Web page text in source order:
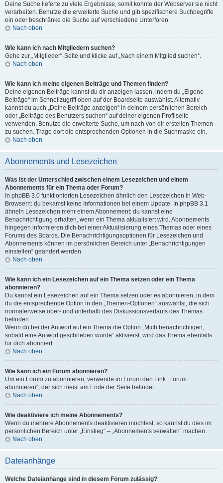
Deine Suche lieferte zu viele Ergebnisse, somit konnte der Webserver sie nicht
verarbeiten. Benutze die erweiterte Suche und gib spezifischere Suchbegriffe
ein oder beschränke die Suche auf verschiedene Unterforen.
Nach oben
Wie kann ich nach Mitgliedern suchen?
Gehe zur „Mitglieder“-Seite und klicke auf „Nach einem Mitglied suchen“.
Nach oben
Wie kann ich meine eigenen Beiträge und Themen finden?
Deine eigenen Beiträge kannst du dir anzeigen lassen, indem du „Eigene
Beiträge“ im Schnellzugriff oben auf der Boardseite auswählst. Alternativ
kannst du auch „Deine Beiträge anzeigen“ in deinem persönlichen Bereich
oder „Beiträge des Benutzers suchen“ auf deiner eigenen Profilseite
verwenden. Benutze die erweiterte Suche, um nach von dir erstellen Themen
zu suchen. Trage dort die entsprechenden Optionen in die Suchmaske ein.
Nach oben
Abonnements und Lesezeichen
Was ist der Unterschied zwischen einem Lesezeichen und einem
Abonnements für ein Thema oder Forum?
In phpBB 3.0 funktionierten Lesezeichen ähnlich den Lesezeichen in Web-
Browsern: du bekamst keine Informationen bei einem Update. In phpBB 3.1
ähneln Lesezeichen mehr einem Abonnement: du kannst eine
Benachrichtigung erhalten, wenn ein Thema aktualisiert wird. Abonnements
hingegen informieren dich bei einer Aktualisierung eines Themas oder eines
Forums des Boards. Die Benachrichtigungsoptionen für Lesezeichen und
Abonnements können im persönlichen Bereich unter „Benachrichtigungen
einstellen“ geändert werden.
Nach oben
Wie kann ich ein Lesezeichen auf ein Thema setzen oder ein Thema
abonnieren?
Du kannst ein Lesezeichen auf ein Thema setzen oder es abonnieren, in dem
du die entsprechende Option in den „Themen-Optionen“ auswählst, die sich
normalerweise ober- und unterhalb des Diskussionsverlaufs des Themas
befinden.
Wenn du bei der Antwort auf ein Thema die Option „Mich benachrichtigen,
sobald eine Antwort geschrieben wurde“ aktivierst, wird das Thema ebenfalls
für dich abonniert.
Nach oben
Wie kann ich ein Forum abonnieren?
Um ein Forum zu abonnieren, verwende im Forum den Link „Forum
abonnieren“, der sich meist am Ende der Seite befindet.
Nach oben
Wie deaktiviere ich meine Abonnements?
Wenn du mehrere Abonnements deaktivieren möchtest, so kannst du dies im
persönlichen Bereich unter „Einstieg“ – „Abonnements verwalten“ machen.
Nach oben
Dateianhänge
Welche Dateianhänge sind in diesem Forum zulässig?